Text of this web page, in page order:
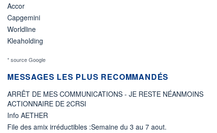
Accor
Capgemini
Worldline
Kleaholding
* source Google
MESSAGES LES PLUS RECOMMANDÉS
ARRÊT DE MES COMMUNICATIONS - JE RESTE NÉANMOINS
ACTIONNAIRE DE 2CRSI
Info AETHER
File des amix irréductibles :Semaine du 3 au 7 aout.